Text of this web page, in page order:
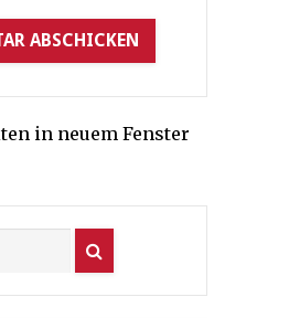
in neuem Fenster